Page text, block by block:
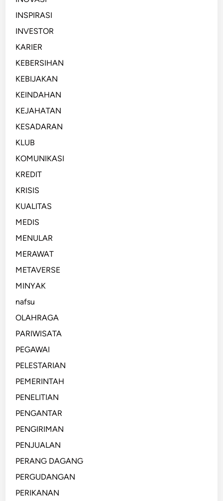
INSPIRASI
INVESTOR
KARIER
KEBERSIHAN
KEBIJAKAN
KEINDAHAN
KEJAHATAN
KESADARAN
KLUB
KOMUNIKASI
KREDIT
KRISIS
KUALITAS
MEDIS
MENULAR
MERAWAT
METAVERSE
MINYAK
nafsu
OLAHRAGA
PARIWISATA
PEGAWAI
PELESTARIAN
PEMERINTAH
PENELITIAN
PENGANTAR
PENGIRIMAN
PENJUALAN
PERANG DAGANG
PERGUDANGAN
PERIKANAN